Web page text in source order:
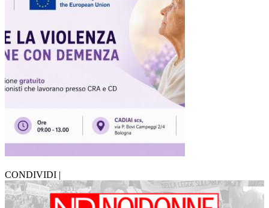
CONDIVIDI |